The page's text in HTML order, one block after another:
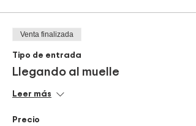
Venta finalizada
Tipo de entrada
Llegando al muelle
Leer más
Precio